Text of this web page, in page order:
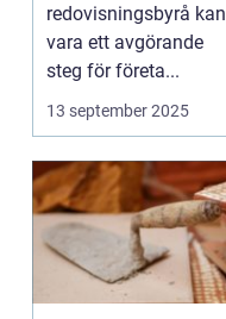
redovisningsbyrå kan
vara ett avgörande
steg för företa...
13 september 2025